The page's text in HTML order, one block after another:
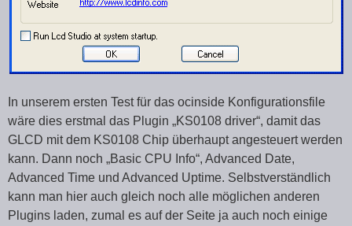
In unserem ersten Test für das ocinside Konfigurationsfile
wäre dies erstmal das Plugin „KS0108 driver“, damit das
GLCD mit dem KS0108 Chip überhaupt angesteuert werden
kann. Dann noch „Basic CPU Info“, Advanced Date,
Advanced Time und Advanced Uptime. Selbstverständlich
kann man hier auch gleich noch alle möglichen anderen
Plugins laden, zumal es auf der Seite ja auch noch einige